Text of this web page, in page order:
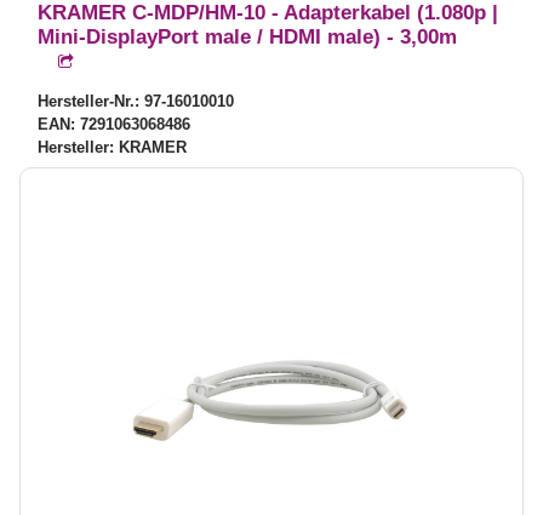
KRAMER C-MDP/HM-10 - Adapterkabel (1.080p |
Mini-DisplayPort male / HDMI male) - 3,00m
Hersteller-Nr.: 97-16010010
EAN: 7291063068486
Hersteller: KRAMER